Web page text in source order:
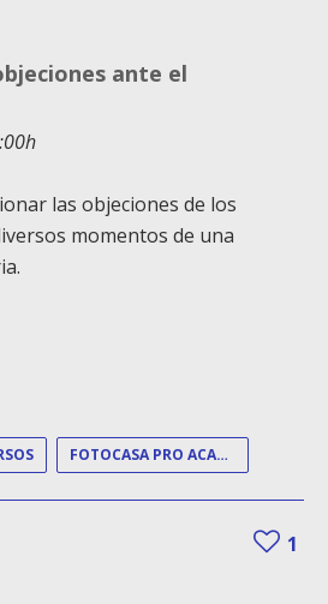
ante el
las objeciones de los
momentos de una
FOTOCASA PRO ACADEMY
1